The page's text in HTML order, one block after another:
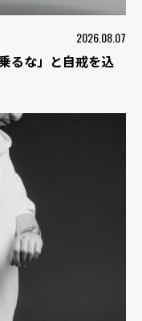
2026.08.07
るな」と自戒を込